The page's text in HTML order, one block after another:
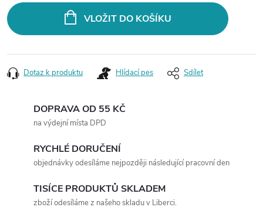
VLOŽIT DO KOŠÍKU
Dotaz k produktu Hlídací pes Sdílet
DOPRAVA OD 55 KČ
na výdejní místa DPD
RYCHLÉ DORUČENÍ
objednávky odesíláme nejpozději následující pracovní den
TISÍCE PRODUKTŮ SKLADEM
zboží odesíláme z našeho skladu v Liberci.